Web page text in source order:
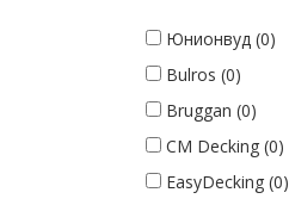
Юнионвуд (0)
Bulros (0)
Bruggan (0)
CM Decking (0)
EasyDecking (0)